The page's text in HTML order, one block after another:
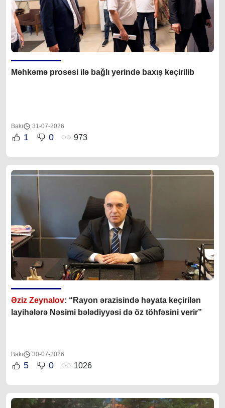
Məhkəmə prosesi ilə bağlı yerində baxış keçirilib
Bakı 31-07-2026
1 0 973
Əziz Zeynalov: “Rayon ərazisində həyata keçirilən
layihələrə Nəsimi bələdiyyəsi də öz töhfəsini verir”
Bakı 30-07-2026
5 0 1026